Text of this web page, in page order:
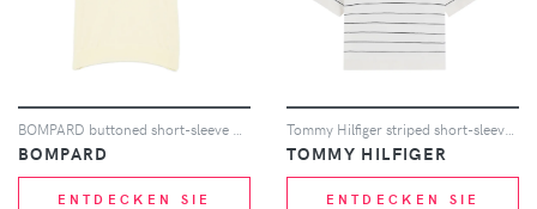
BOMPARD buttoned short-sleeve polo shirt - Gelb
BOMPARD
ENTDECKEN SIE
Tommy Hilfiger striped short-sleeve polo top - Weiß
TOMMY HILFIGER
ENTDECKEN SIE